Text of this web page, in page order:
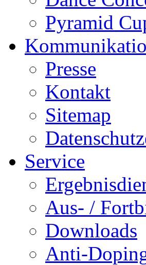
Pyramid
Presse
Kontakt
Sitemap
Service
Aus- /
Downloads
Anti-